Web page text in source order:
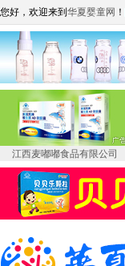
您好，欢迎来到 华夏婴童网 ！
江西麦嘟嘟食品有限公司